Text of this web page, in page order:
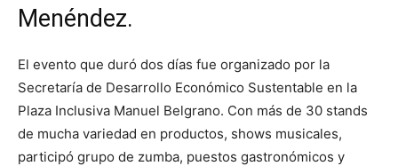
Menéndez.
El evento que duró dos días fue organizado por la
Secretaría de Desarrollo Económico Sustentable en la
Plaza Inclusiva Manuel Belgrano. Con más de 30 stands
de mucha variedad en productos, shows musicales,
participó grupo de zumba, puestos gastronómicos y